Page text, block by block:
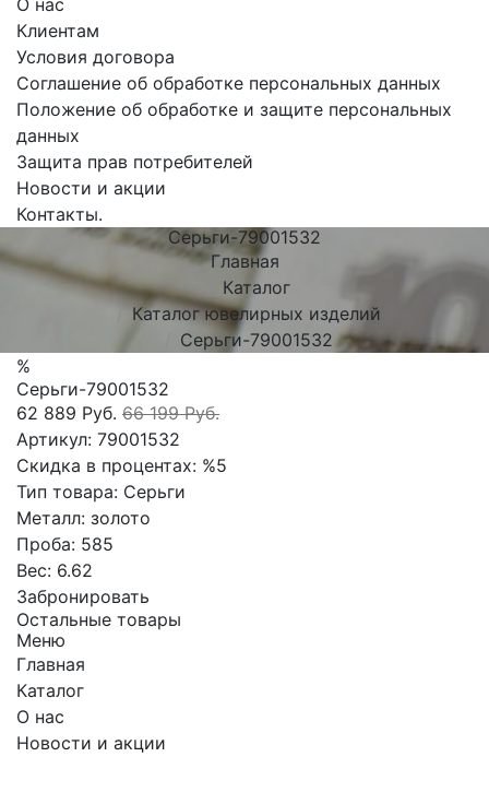
О нас
Клиентам
Условия договора
Соглашение об обработке персональных данных
Положение об обработке и защите персональных
данных
Защита прав потребителей
Новости и акции
Контакты.
Серьги-79001532
Главная
Каталог
Каталог ювелирных изделий
Серьги-79001532
%
Серьги-79001532
62 889 Руб. 66 199 Руб.
Артикул: 79001532
Скидка в процентах: %5
Тип товара: Серьги
Металл: золото
Проба: 585
Вес: 6.62
Забронировать
Остальные товары
Меню
Главная
Каталог
О нас
Новости и акции